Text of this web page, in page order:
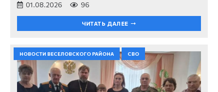
01.08.2026 96
ЧИТАТЬ ДАЛЕЕ
НОВОСТИ ВЕСЕЛОВСКОГО РАЙОНА СВО